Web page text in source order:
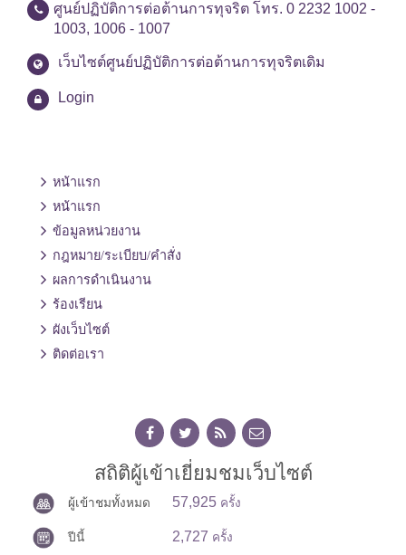
ศูนย์ปฏิบัติการต่อต้านการทุจริต โทร. 0 2232 1002 -
1003, 1006 - 1007
เว็บไซต์ศูนย์ปฏิบัติการต่อต้านการทุจริตเดิม
Login
หน้าแรก
หน้าแรก
ข้อมูลหน่วยงาน
กฎหมาย/ระเบียบ/คำสั่ง
ผลการดำเนินงาน
ร้องเรียน
ผังเว็บไซต์
ติดต่อเรา
สถิติผู้เข้าเยี่ยมชมเว็บไซต์
ผู้เข้าชมทั้งหมด 57,925 ครั้ง
ปีนี้ 2,727 ครั้ง